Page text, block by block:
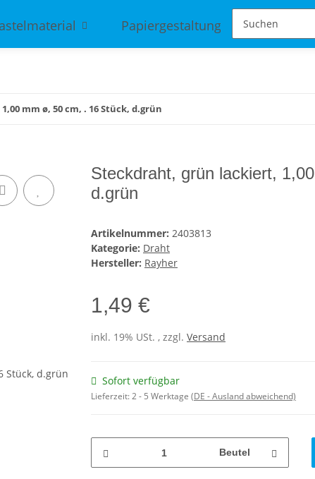
Papiergestaltung
mm ø, 50 cm, . 16 Stück, d.grün
Steckdraht, grün lackiert,
d.grün
Artikelnummer: 2403813
Kategorie: Draht
Hersteller: Rayher
1,49 €
inkl. 19% USt. , zzgl. Versand
Sofort verfügbar
Lieferzeit:2 - 5 Werktage (DE - Ausland abweichend)
Beutel